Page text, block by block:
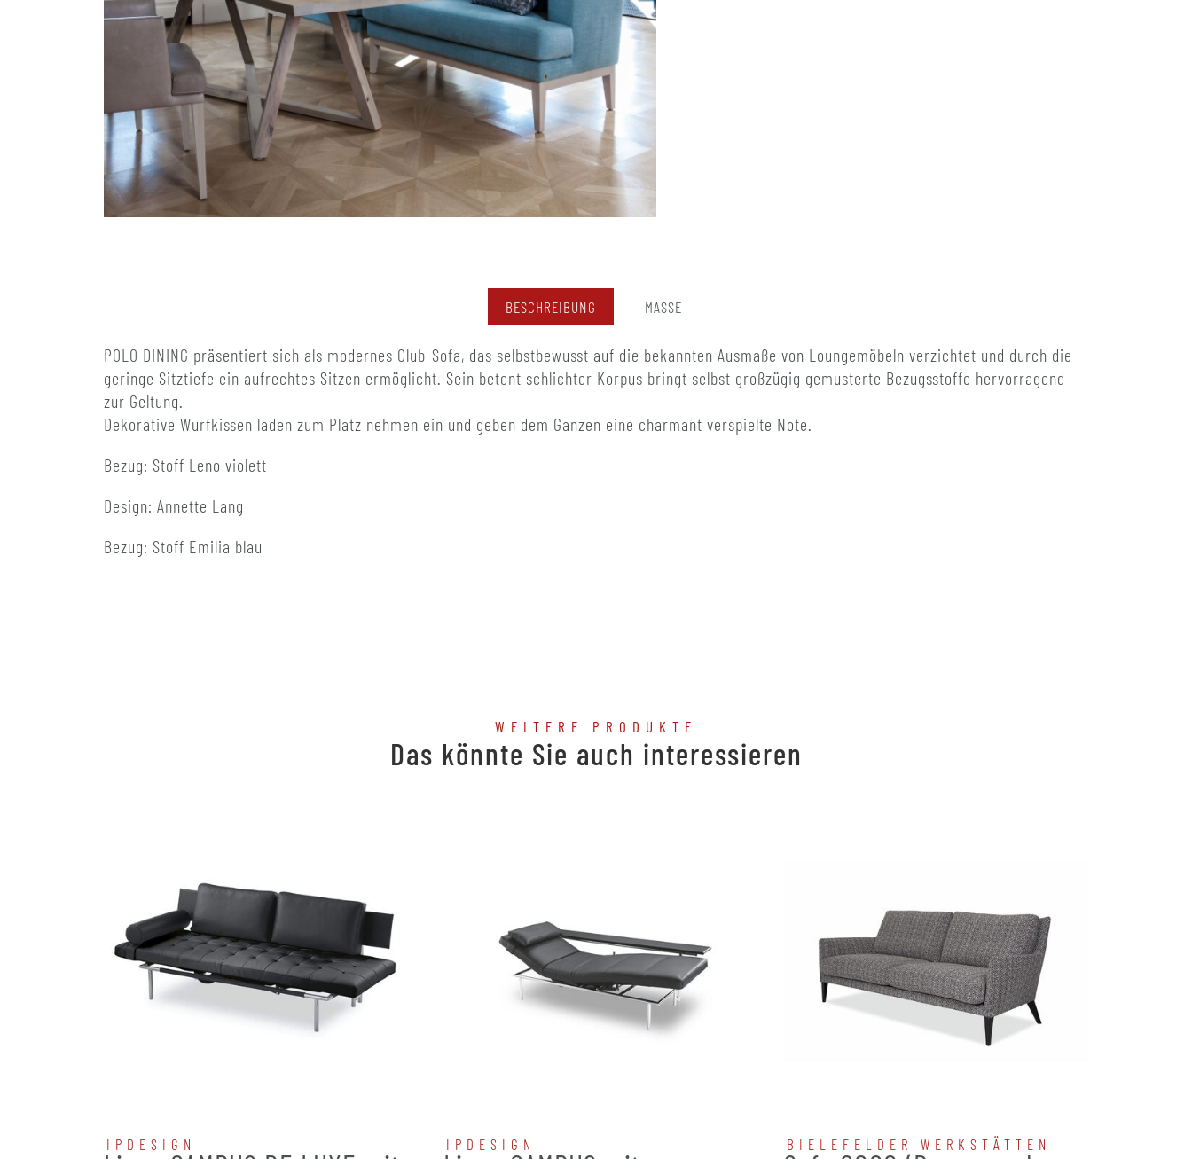
BESCHREIBUNG MASSE
POLO DINING präsentiert sich als modernes Club-Sofa, das selbstbewusst auf die bekannten Ausmaße von Loungemöbeln verzichtet und durch die
geringe Sitztiefe ein aufrechtes Sitzen ermöglicht. Sein betont schlichter Korpus bringt selbst großzügig gemusterte Bezugsstoffe hervorragend
zur Geltung.
Dekorative Wurfkissen laden zum Platz nehmen ein und geben dem Ganzen eine charmant verspielte Note.
Bezug: Stoff Leno violett
Design: Annette Lang
Bezug: Stoff Emilia blau
WEITERE PRODUKTE
Das könnte Sie auch interessieren
IPDESIGN IPDESIGN BIELEFELDER WERKSTÄTTEN